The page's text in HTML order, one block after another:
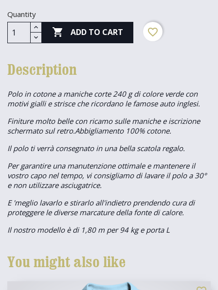
Quantity
 ADD TO CART favorite_border
Description
Polo in cotone a maniche corte 240 g di colore verde con
motivi gialli e strisce che ricordano le famose auto inglesi.
Finiture molto belle con ricamo sulle maniche e iscrizione
schermato sul retro.Abbigliamento 100% cotone.
Il polo ti verrà consegnato in una bella scatola regalo.
Per garantire una manutenzione ottimale e mantenere il
vostro capo nel tempo, vi consigliamo di lavare il polo a 30°
e non utilizzare asciugatrice.
E 'meglio lavarlo e stirarlo all'indietro prendendo cura di
proteggere le diverse marcature della fonte di calore.
Il nostro modello è di 1,80 m per 94 kg e porta L
You might also like